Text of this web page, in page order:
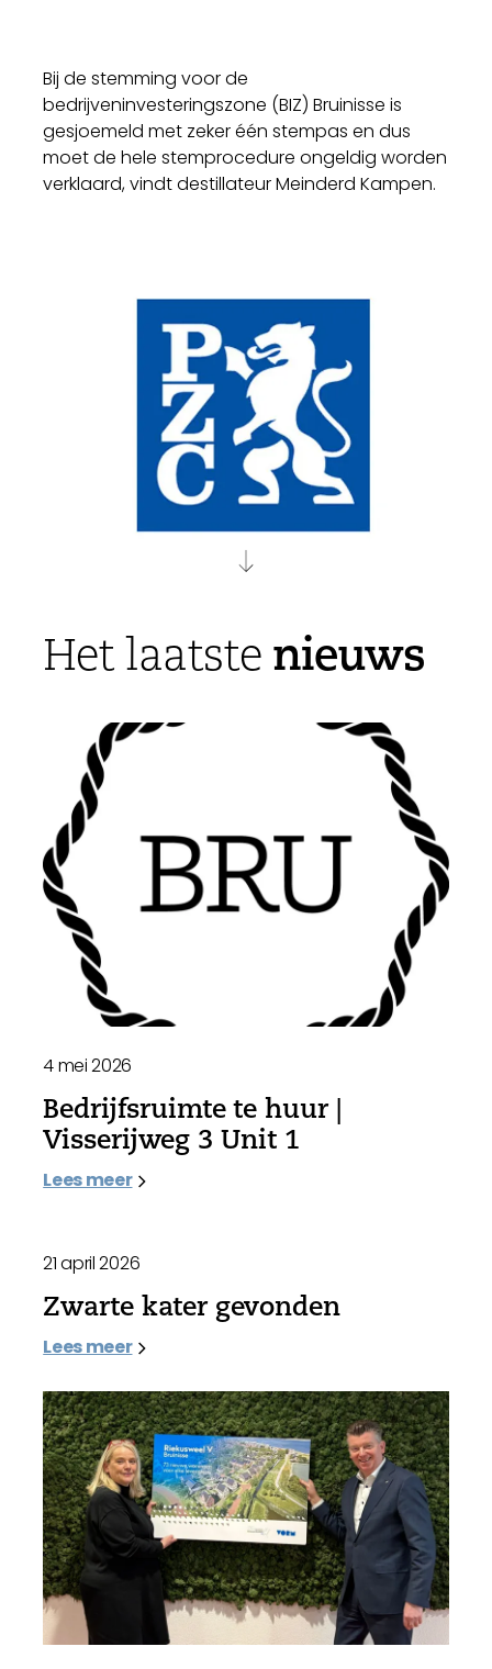
Bij de stemming voor de
bedrijveninvesteringszone (BIZ) Bruinisse is
gesjoemeld met zeker één stempas en dus
moet de hele stemprocedure ongeldig worden
verklaard, vindt destillateur Meinderd Kampen.
Het laatste nieuws
4 mei 2026
Bedrijfsruimte te huur |
Visserijweg 3 Unit 1
Lees meer
21 april 2026
Zwarte kater gevonden
Lees meer